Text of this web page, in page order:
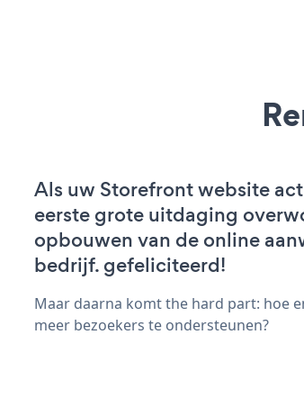
Als uw Storefront website
eerste grote uitdaging
opbouwen van de online
bedrijf. gefeliciteerd!
Maar daarna komt the hard part: hoe
meer bezoekers te ondersteunen?